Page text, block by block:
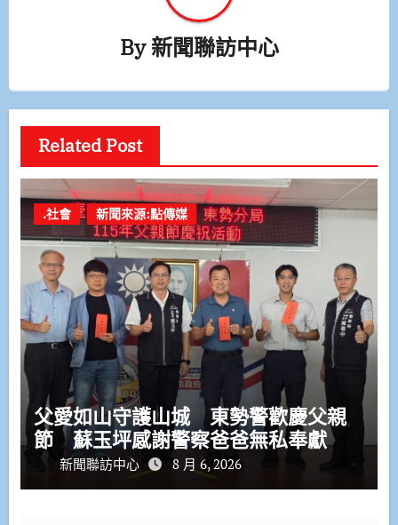
By新聞聯訪中心
Related Post
.社會 新聞來源:點傳媒
父愛如山守護山城 東勢警歡慶父親
節 蘇玉坪感謝警察爸爸無私奉獻
新聞聯訪中心 8 月 6, 2026